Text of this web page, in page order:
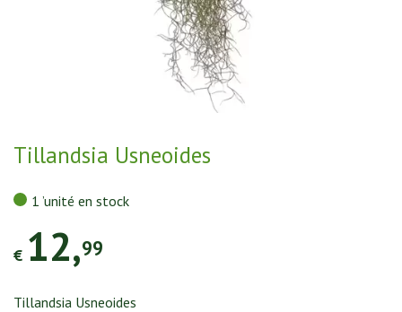
Tillandsia Usneoides
€ 12,99
1 ’unité en stock
Tillandsia Usneoides